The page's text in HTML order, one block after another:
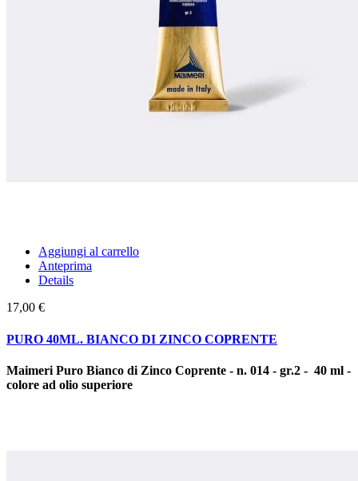
Aggiungi al carrello
Anteprima
Details
17,00 €
PURO 40ML. BIANCO DI ZINCO COPRENTE
Maimeri Puro Bianco di Zinco Coprente - n. 014 - gr.2 - 40 ml -
colore ad olio superiore